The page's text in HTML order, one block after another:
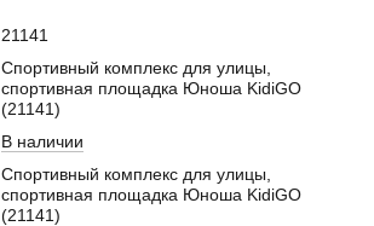
21141
Спортивный комплекс для улицы,
спортивная площадка Юноша KidiGO
(21141)
В наличии
Спортивный комплекс для улицы,
спортивная площадка Юноша KidiGO
(21141)